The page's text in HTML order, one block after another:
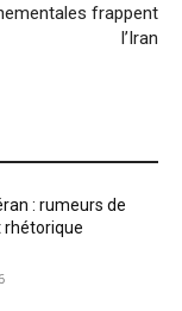
frappent
l’Iran
: rumeurs de
rhétorique